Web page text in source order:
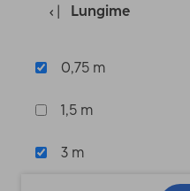
Lungime
0,75 m
1,5 m
3 m